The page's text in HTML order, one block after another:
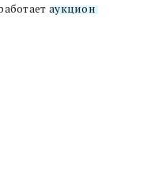
аукцион.